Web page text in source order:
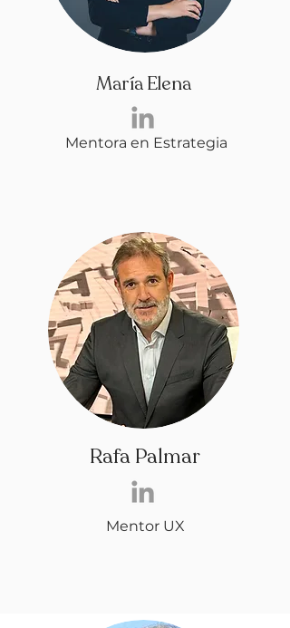
María Elena
Mentora en Estrategia
Rafa Palmar
Mentor UX